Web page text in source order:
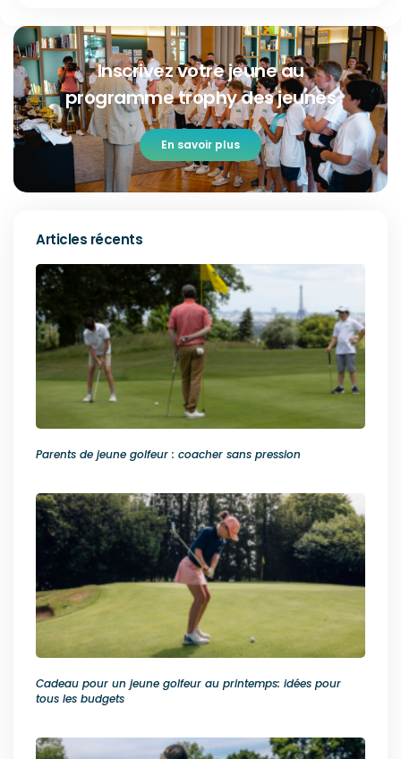
Inscrivez votre jeune au
programme trophy des jeunes
En savoir plus
Articles récents
Parents de jeune golfeur : coacher sans pression
Cadeau pour un jeune golfeur au printemps: idées pour
tous les budgets